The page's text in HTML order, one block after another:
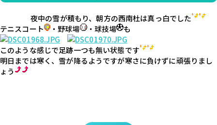
                    夜中の雪が積もり、朝方の西南杜は真っ白でした
テニスコート
・野球場 ・球技場
このような感じで足跡一つも無い状態です
明日までは寒く、雪が降るようですが寒さに負けずに頑張りまし
ょう